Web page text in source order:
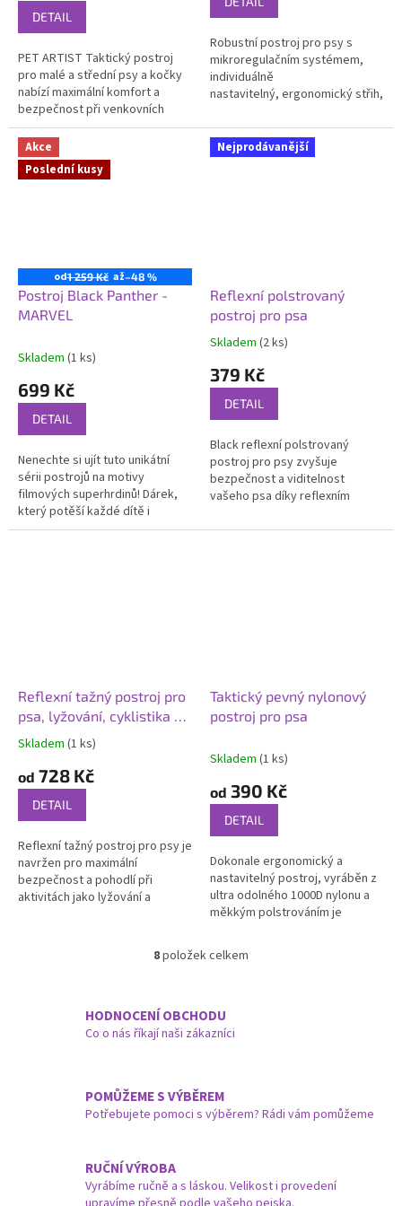
DETAIL
PET ARTIST Taktický postroj
pro malé a střední psy a kočky
nabízí maximální komfort a
bezpečnost při venkovních
aktivitách díky odolnému a
prodyšnému materiálu a
nastavitelným...
5,0
5
hvězdiček.
Robustní postroj pro psy s
mikroregulačním systémem,
individuálně
nastavitelný, ergonomický střih,
D-kroužkem na zádech, reflexní
prvky
Akce
Poslední kusy
od1 259 Kč až–48 %
Postroj Black Panther -
MARVEL
Skladem (1 ks)
699 Kč
DETAIL
Nenechte si ujít tuto unikátní
sérii postrojů na motivy
filmových superhrdinů! Dárek,
který potěší každé dítě i
filmové fanoušky. Probuďte v
Nejprodávanější
Reflexní polstrovaný
postroj pro psa
Průměrné
produktu
4,7
5
hvězdiček.
Skladem (2 ks)
379 Kč
DETAIL
Black reflexní polstrovaný
postroj pro psy zvyšuje
bezpečnost a viditelnost
vašeho psa díky reflexním
výjimečné pohodlí a snadné
Reflexní tažný postroj pro
psa, lyžování, cyklistika -
červený
Průměrné
produktu
5,0
5
hvězdiček.
Skladem (1 ks)
od 728 Kč
DETAIL
Reflexní tažný postroj pro psy je
navržen pro maximální
bezpečnost a pohodlí při
aktivitách jako lyžování a
Taktický pevný nylonový
postroj pro psa
Skladem (1 ks)
od 390 Kč
DETAIL
Dokonale ergonomický a
nastavitelný postroj, vyráběn z
ultra odolného 1000D nylonu a
měkkým polstrováním je
služebního psa. Precizní šití a
polstrování...
O
á
d
p
r
v
ý
8položek celkem
HODNOCENÍ OBCHODU
Co o nás říkají naši zákazníci
POMŮŽEME S VÝBĚREM
Potřebujete pomoci s výběrem? Rádi vám pomůžeme
RUČNÍ VÝROBA
Vyrábíme ručně a s láskou. Velikost i provedení